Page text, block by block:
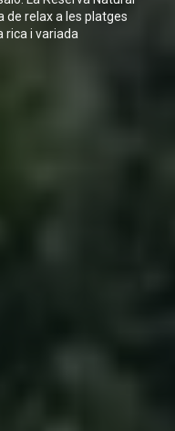
de relax a les platges
rica i variada
de Privacitat *